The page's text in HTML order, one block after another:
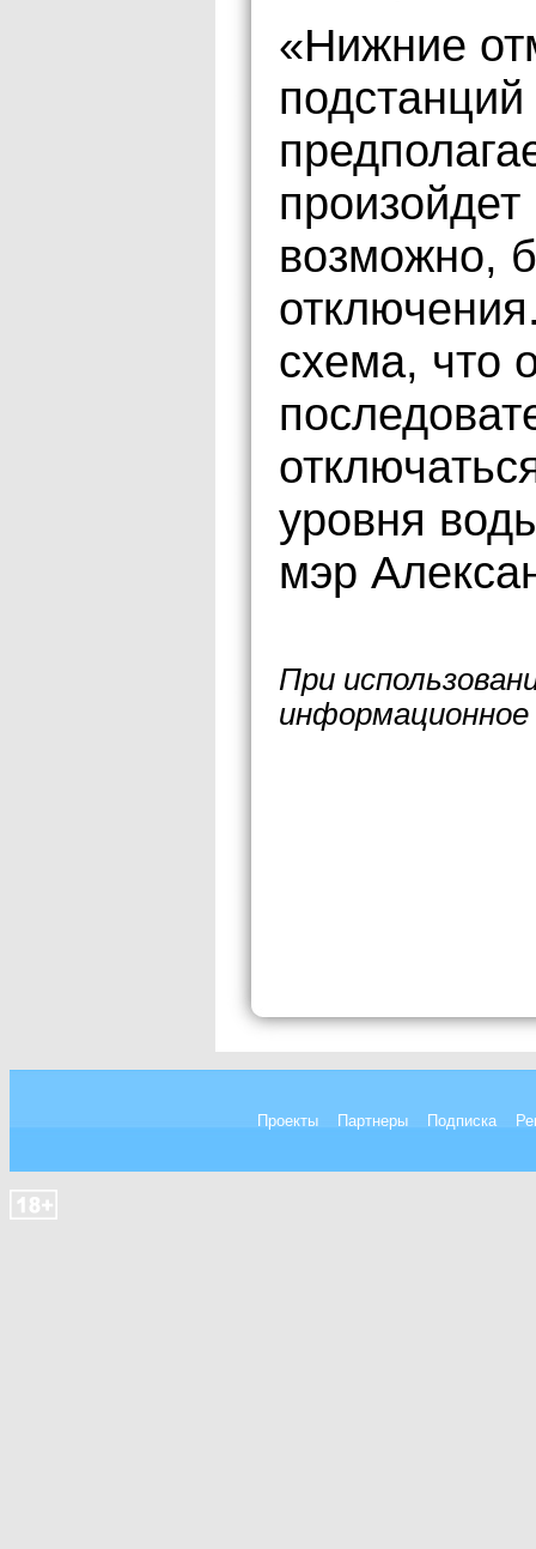
«Нижние
возможно,
схема, что
уровня
мэр
При
Проекты Партнеры Подписка